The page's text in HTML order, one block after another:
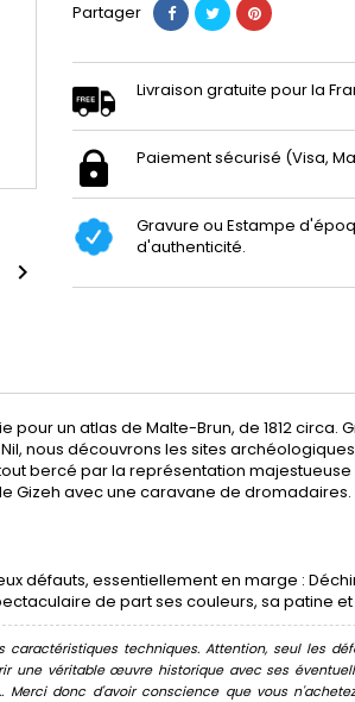

Partager
Livraison gratuite pour la
Paiement sécurisé (Visa,
Gravure ou Estampe
d'authenticité.
un atlas de Malte-Brun, de 1812 circa.
nous découvrons les sites
bercé par la représentation
Gizeh avec une caravane de dromadaires.
défauts, essentiellement en marge :
de part ses couleurs, sa patine
techniques. Attention, seul les
une véritable œuvre historique avec ses
Merci donc d'avoir conscience que vous